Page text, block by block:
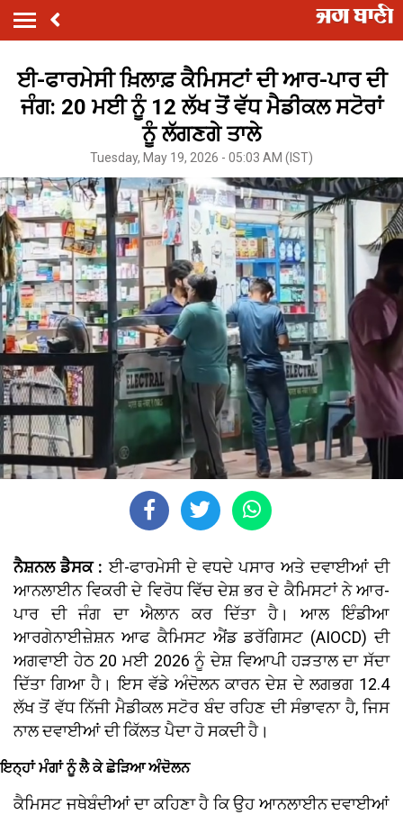
ਈ-ਫਾਰਮੇਸੀ ਖ਼ਿਲਾਫ਼ ਕੈਮਿਸਟਾਂ ਦੀ ਆਰ-ਪਾਰ ਦੀ
ਜੰਗ: 20 ਮਈ ਨੂੰ 12 ਲੱਖ ਤੋਂ ਵੱਧ ਮੈਡੀਕਲ ਸਟੋਰਾਂ
ਨੂੰ ਲੱਗਣਗੇ ਤਾਲੇ
Tuesday, May 19, 2026 - 05:03 AM (IST)
ਨੈਸ਼ਨਲ ਡੈਸਕ : ਈ-ਫਾਰਮੇਸੀ ਦੇ ਵਧਦੇ ਪਸਾਰ ਅਤੇ ਦਵਾਈਆਂ ਦੀ
ਆਨਲਾਈਨ ਵਿਕਰੀ ਦੇ ਵਿਰੋਧ ਵਿੱਚ ਦੇਸ਼ ਭਰ ਦੇ ਕੈਮਿਸਟਾਂ ਨੇ ਆਰ-
ਪਾਰ ਦੀ ਜੰਗ ਦਾ ਐਲਾਨ ਕਰ ਦਿੱਤਾ ਹੈ। ਆਲ ਇੰਡੀਆ
ਆਰਗੇਨਾਈਜ਼ੇਸ਼ਨ ਆਫ ਕੈਮਿਸਟ ਐਂਡ ਡਰੱਗਿਸਟ (AIOCD) ਦੀ
ਅਗਵਾਈ ਹੇਠ 20 ਮਈ 2026 ਨੂੰ ਦੇਸ਼ ਵਿਆਪੀ ਹੜਤਾਲ ਦਾ ਸੱਦਾ
ਦਿੱਤਾ ਗਿਆ ਹੈ। ਇਸ ਵੱਡੇ ਅੰਦੋਲਨ ਕਾਰਨ ਦੇਸ਼ ਦੇ ਲਗਭਗ 12.4
ਲੱਖ ਤੋਂ ਵੱਧ ਨਿੱਜੀ ਮੈਡੀਕਲ ਸਟੋਰ ਬੰਦ ਰਹਿਣ ਦੀ ਸੰਭਾਵਨਾ ਹੈ, ਜਿਸ
ਨਾਲ ਦਵਾਈਆਂ ਦੀ ਕਿੱਲਤ ਪੈਦਾ ਹੋ ਸਕਦੀ ਹੈ।
ਇਨ੍ਹਾਂ ਮੰਗਾਂ ਨੂੰ ਲੈ ਕੇ ਛੇੜਿਆ ਅੰਦੋਲਨ
ਕੈਮਿਸਟ ਜਥੇਬੰਦੀਆਂ ਦਾ ਕਹਿਣਾ ਹੈ ਕਿ ਉਹ ਆਨਲਾਈਨ ਦਵਾਈਆਂ